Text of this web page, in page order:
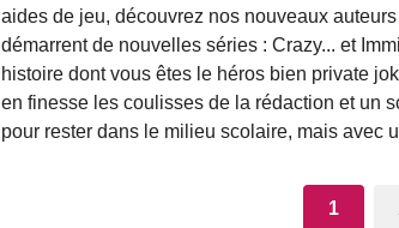
aides de jeu, découvrez nos nouveaux
démarrent de nouvelles séries : Crazy... et
histoire dont vous êtes le héros bien private
en finesse les coulisses de la rédaction et un
pour rester dans le milieu scolaire, mais avec
1